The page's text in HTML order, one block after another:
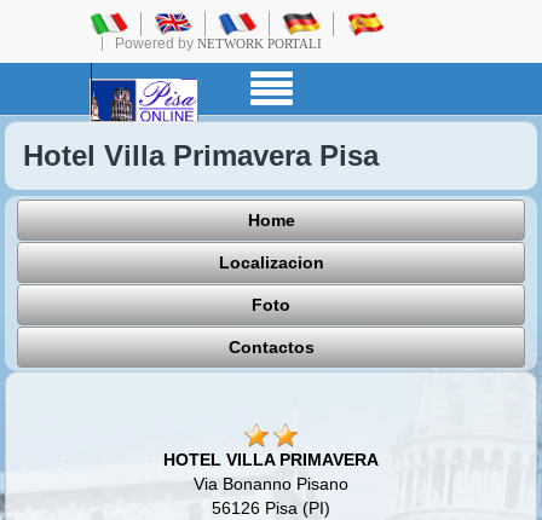
Powered by NETWORK PORTALI
Hotel Villa Primavera Pisa
Home
Localizacion
Foto
Contactos
HOTEL VILLA PRIMAVERA
Via Bonanno Pisano
56126 Pisa (PI)